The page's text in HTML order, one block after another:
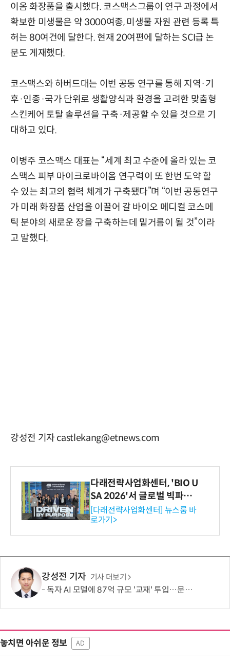
이옴 화장품을 출시했다. 코스맥스그룹이 연구 과정에서
확보한 미생물은 약 3000여종, 미생물 자원 관련 등록 특
허는 80여건에 달한다. 현재 20여편에 달하는 SCI급 논
문도 게재했다.
코스맥스와 하버드대는 이번 공동 연구를 통해 지역·기
후·인종·국가 단위로 생활양식과 환경을 고려한 맞춤형
스킨케어 토탈 솔루션을 구축·제공할 수 있을 것으로 기
대하고 있다.
이병주 코스맥스 대표는 “세계 최고 수준에 올라 있는 코
스맥스 피부 마이크로바이옴 연구력이 또 한번 도약 할
수 있는 최고의 협력 체계가 구축됐다”며 “이번 공동연구
가 미래 화장품 산업을 이끌어 갈 바이오 메디컬 코스메
틱 분야의 새로운 장을 구축하는데 밑거름이 될 것”이라
고 말했다.
강성전 기자 castlekang@etnews.com
다래전략사업화센터, 'BIO U
SA 2026'서 글로벌 빅파마
와의 비즈니스 미팅 지원…K
-바이오 해외 진출 교두보 확
보
[다래전략사업화센터] 뉴스룸 바
로가기>
강성전 기자 기사 더보기
독자 AI 모델에 87억 규모 '교재' 투입…문제·전공책에 강의영상까지
놓치면 아쉬운 정보 AD